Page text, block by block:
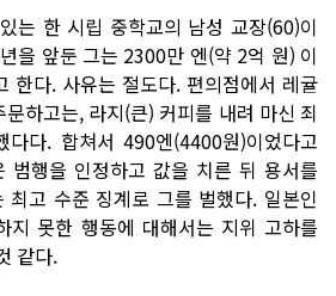
는 한 시립 중학교의 남성 교장(60)이
을 앞둔 그는 2300만 엔(약 2억 원) 이
한다. 사유는 절도다. 편의점에서 레귤
하고는, 라지(큰) 커피를 내려 마신 죄
다. 합쳐서 490엔(4400원)이었다고
범행을 인정하고 값을 치른 뒤 용서를
최고 수준 징계로 그를 벌했다. 일본인
지 못한 행동에 대해서는 지위 고하를
같다.